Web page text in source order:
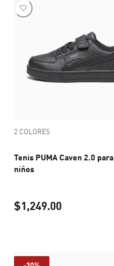
2 COLORES
Tenis PUMA Caven 2.0 para
niños
$1,249.00